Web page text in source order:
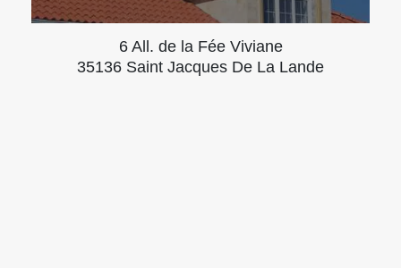
6 All. de la Fée Viviane
35136 Saint Jacques De La Lande